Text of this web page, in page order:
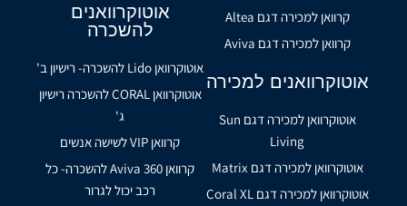
קרוואן למכירה דגם Altea
קרוואן למכירה דגם Aviva
אוטוקרוואנים למכירה
אוטוקרוואן למכירה דגם Sun
Living
אוטוקרוואן למכירה דגם Matrix
אוטוקרוואן למכירה דגם Coral XL
אוטוקרוואנים
להשכרה
אוטוקרוואן Lido להשכרה- רישיון ב'
אוטוקרוואן CORAL להשכרה רישיון
ג'
קרוואן VIP לשישה אנשים
קרוואן Aviva 360 להשכרה- כל
רכב יכול לגרור